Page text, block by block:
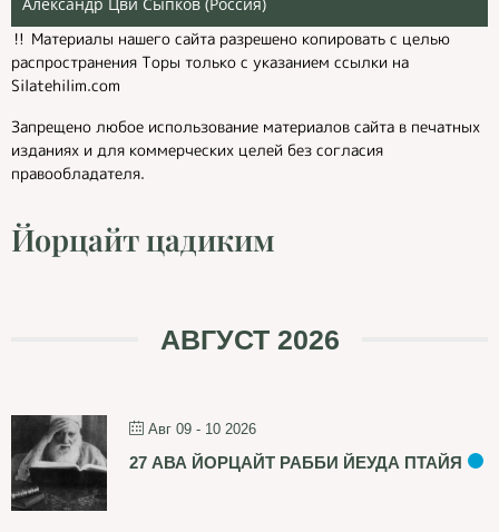
‼️ Материалы нашего сайта разрешено копировать с целью
распространения Торы только с указанием ссылки на
Silatehilim.com
Запрещено любое использование материалов сайта в печатных
изданиях и для коммерческих целей без согласия
правообладателя.
Йорцайт цадиким
АВГУСТ 2026
Авг 09 - 10 2026
27 АВА ЙОРЦАЙТ РАББИ ЙЕУДА ПТАЙЯ